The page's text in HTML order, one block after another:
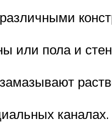
или пола и